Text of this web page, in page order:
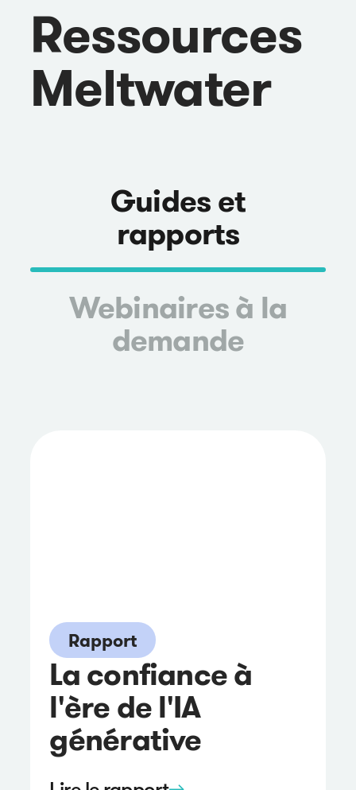
Ressources
Meltwater
Guides et
rapports
Webinaires à la
demande
Rapport
La confiance à
l'ère de l'IA
générative